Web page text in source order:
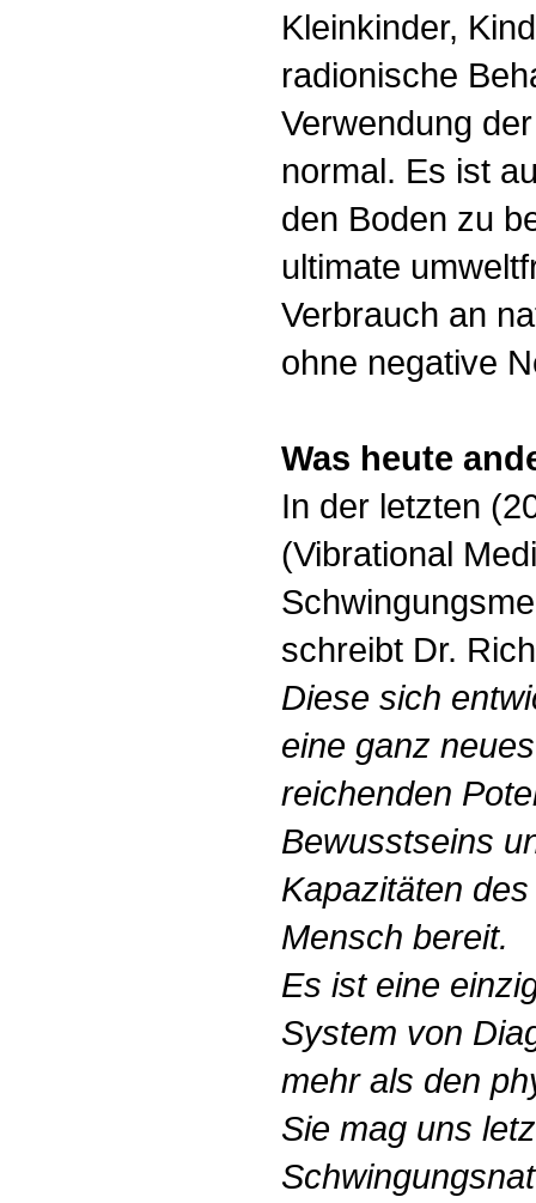
Kleinkinder,
radionische
Verwendung
normal. Es ist
den Boden zu
ultimate
Verbrauch an
ohne negative
Was heute
In der letzten
(Vibrational
schreibt Dr.
Diese sich
eine ganz
reichenden
Bewusstseins
Kapazitäten
Mensch bereit.
Es ist eine
System von
mehr als den
Sie mag uns